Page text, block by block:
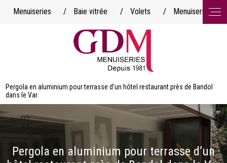
Menuiseries / Baie vitrée / Volets / Menuiserie
Pergola en aluminium pour terrasse d’un hôtel restaurant près de Bandol
dans le Var
Pergola en aluminium pour terrasse d’un